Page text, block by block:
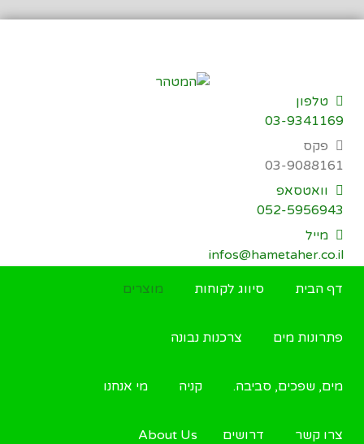
דילוג
טלפון
03-9341169
פקס
03-9088161
וואטסאפ
052-5956943
מייל
infos@hametaher.co.il
דף הבית סיווג לקוחות מוצרים
פתרונות מים צרכנות נבונה
מים, שפכים, סביבה. קניה מי אנחנו
צרו קשר דרושים About Us